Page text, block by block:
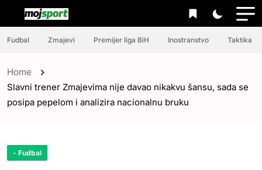
Fudbal Zmajevi Premijer liga BiH Inostranstvo Taktika
Home
Slavni trener Zmajevima nije davao nikakvu šansu, sada se
posipa pepelom i analizira nacionalnu bruku
- Fudbal